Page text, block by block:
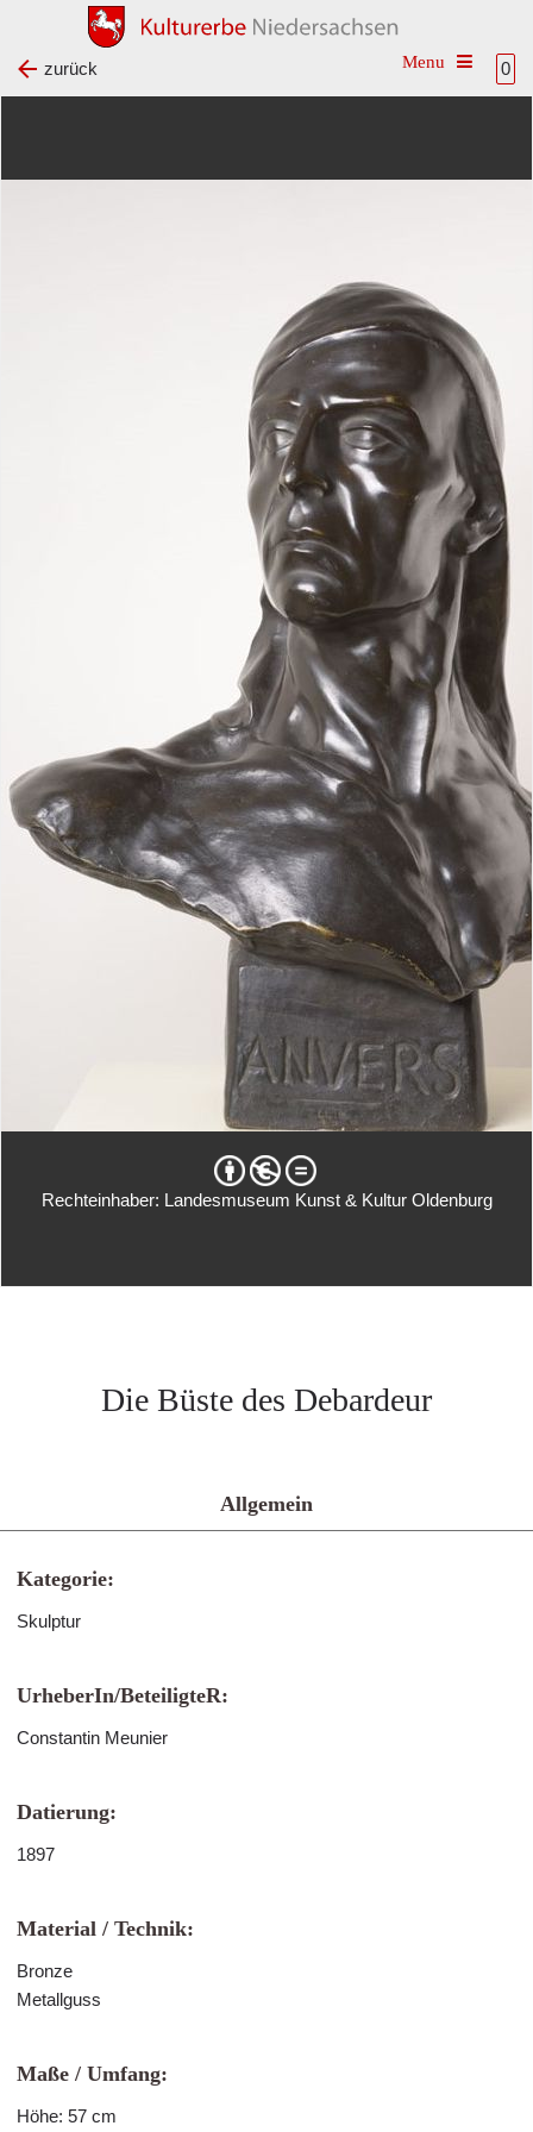
0
Toggle
zurück
Rechteinhaber: Landesmuseum Kunst & Kultur Oldenburg
Die Büste des Debardeur
Allgemein
Kategorie:
Skulptur
UrheberIn/BeteiligteR:
Constantin Meunier
Datierung:
1897
Material / Technik:
Bronze
Metallguss
Maße / Umfang:
Höhe: 57 cm